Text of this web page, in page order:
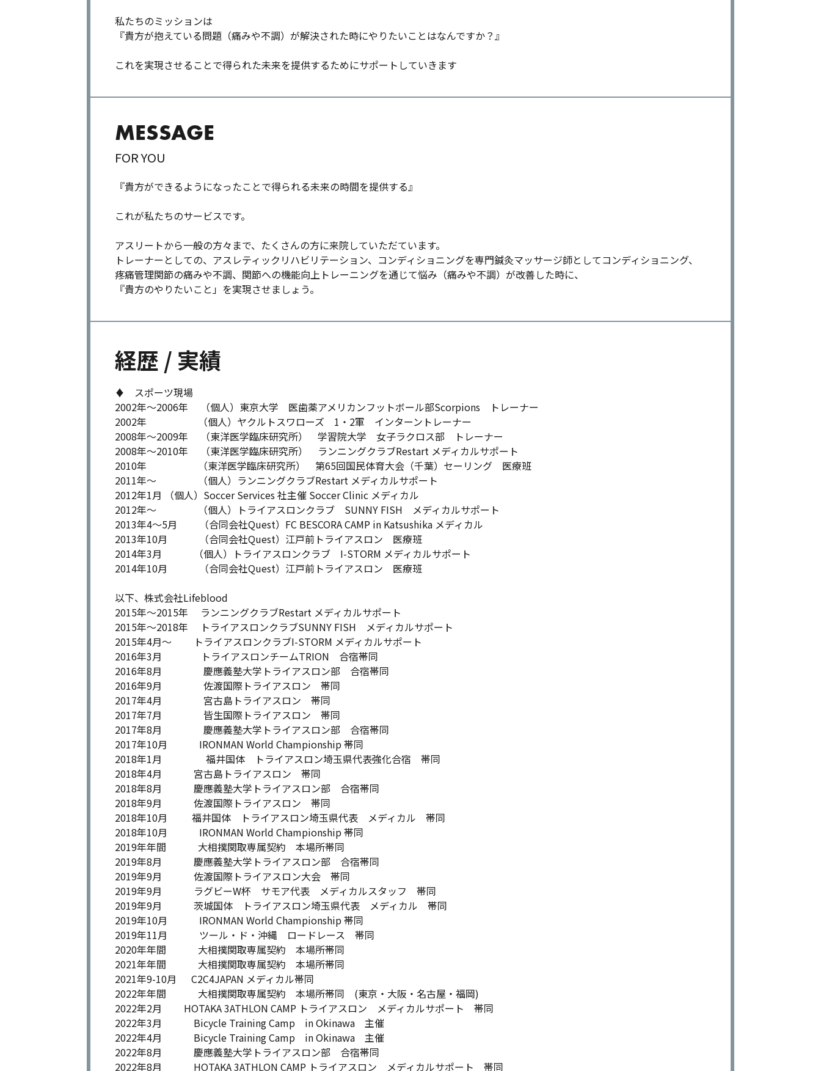
私たちのミッションは
『貴方が抱えている問題（痛みや不調）が解決された時にやりたいことはなんですか？』
これを実現させることで得られた未来を提供するためにサポートしていきます
MESSAGE
FOR YOU
『貴方ができるようになったことで得られる未来の時間を提供する』
これが私たちのサービスです。
アスリートから一般の方々まで、たくさんの方に来院していただています。
トレーナーとしての、アスレティックリハビリテーション、コンディショニングを専門鍼灸マッサージ師としてコンディショニング、
疼痛管理関節の痛みや不調、関節への機能向上トレーニングを通じて悩み（痛みや不調）が改善した時に、
『貴方のやりたいこと」を実現させましょう。
経歴 / 実績
♦︎ スポーツ現場
2002年〜2006年 （個人）東京大学 医歯薬アメリカンフットボール部Scorpions トレーナー
2002年 （個人）ヤクルトスワローズ 1・2軍 インターントレーナー
2008年〜2009年 （東洋医学臨床研究所） 学習院大学 女子ラクロス部 トレーナー
2008年〜2010年 （東洋医学臨床研究所） ランニングクラブRestart メディカルサポート
2010年 （東洋医学臨床研究所） 第65回国民体育大会（千葉）セーリング 医療班
2011年〜 （個人）ランニングクラブRestart メディカルサポート
2012年1月 （個人）Soccer Services 社主催 Soccer Clinic メディカル
2012年〜 （個人）トライアスロンクラブ SUNNY FISH メディカルサポート
2013年4〜5月 （合同会社Quest）FC BESCORA CAMP in Katsushika メディカル
2013年10月 （合同会社Quest）江戸前トライアスロン 医療班
2014年3月 （個人）トライアスロンクラブ I-STORM メディカルサポート
2014年10月 （合同会社Quest）江戸前トライアスロン 医療班
以下、株式会社Lifeblood
2015年〜2015年 ランニングクラブRestart メディカルサポート
2015年〜2018年 トライアスロンクラブSUNNY FISH メディカルサポート
2015年4月〜 トライアスロンクラブI-STORM メディカルサポート
2016年3月 トライアスロンチームTRION 合宿帯同
2016年8月 慶應義塾大学トライアスロン部 合宿帯同
2016年9月 佐渡国際トライアスロン 帯同
2017年4月 宮古島トライアスロン 帯同
2017年7月 皆生国際トライアスロン 帯同
2017年8月 慶應義塾大学トライアスロン部 合宿帯同
2017年10月 IRONMAN World Championship 帯同
2018年1月 福井国体 トライアスロン埼玉県代表強化合宿 帯同
2018年4月 宮古島トライアスロン 帯同
2018年8月 慶應義塾大学トライアスロン部 合宿帯同
2018年9月 佐渡国際トライアスロン 帯同
2018年10月 福井国体 トライアスロン埼玉県代表 メディカル 帯同
2018年10月 IRONMAN World Championship 帯同
2019年年間 大相撲関取専属契約 本場所帯同
2019年8月 慶應義塾大学トライアスロン部 合宿帯同
2019年9月 佐渡国際トライアスロン大会 帯同
2019年9月 ラグビーW杯 サモア代表 メディカルスタッフ 帯同
2019年9月 茨城国体 トライアスロン埼玉県代表 メディカル 帯同
2019年10月 IRONMAN World Championship 帯同
2019年11月 ツール・ド・沖縄 ロードレース 帯同
2020年年間 大相撲関取専属契約 本場所帯同
2021年年間 大相撲関取専属契約 本場所帯同
2021年9-10月 C2C4JAPAN メディカル帯同
2022年年間 大相撲関取専属契約 本場所帯同 (東京・大阪・名古屋・福岡)
2022年2月 HOTAKA 3ATHLON CAMP トライアスロン メディカルサポート 帯同
2022年3月 Bicycle Training Camp in Okinawa 主催
2022年4月 Bicycle Training Camp in Okinawa 主催
2022年8月 慶應義塾大学トライアスロン部 合宿帯同
2022年8月 HOTAKA 3ATHLON CAMP トライアスロン メディカルサポート 帯同